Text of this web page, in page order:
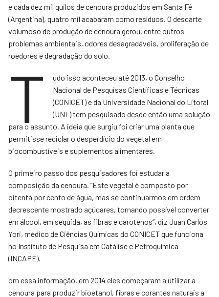
e cada dez mil quilos de cenoura produzidos em Santa Fé
(Argentina), quatro mil acabaram como resíduos. O descarte
volumoso de produção de cenoura gerou, entre outros
problemas ambientais, odores desagradáveis, proliferação de
roedores e degradação do solo.
T
udo isso aconteceu até 2013, o Conselho
Nacional de Pesquisas Científicas e Técnicas
(CONICET) e da Universidade Nacional do Litoral
(UNL) tem pesquisado desde então uma solução
para o assunto. A ideia que surgiu foi criar uma planta que
permitisse reciclar o desperdício do vegetal em
biocombustíveis e suplementos alimentares.
O primeiro passo dos pesquisadores foi estudar a
composição da cenoura. “Este vegetal é composto por
oitenta por cento de água, mas se continuarmos em ordem
decrescente mostrado açúcares, tornando possível converter
em álcool, em seguida, as fibras e carotenos”, diz Juan Carlos
Yori, médico de Ciências Químicas do CONICET que funciona
no Instituto de Pesquisa em Catálise e Petroquímica
(INCAPE).
om essa informação, em 2014 eles começaram a utilizar a
cenoura para produzir bioetanol, fibras e corantes naturais a